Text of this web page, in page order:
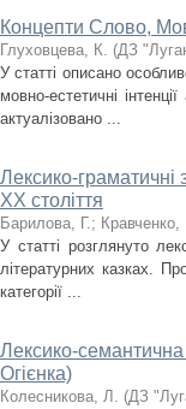
Концепти Слово,
Глуховцева, К. (ДЗ
У статті описано
мовно-естетичні
актуалізовано ...
Лексико-граматичні
XX століття
Барилова, Г.;
У статті розглянуто
літературних казках.
категорії ...
Лексико-семантична
Огієнка)
Колесникова, Л. (ДЗ